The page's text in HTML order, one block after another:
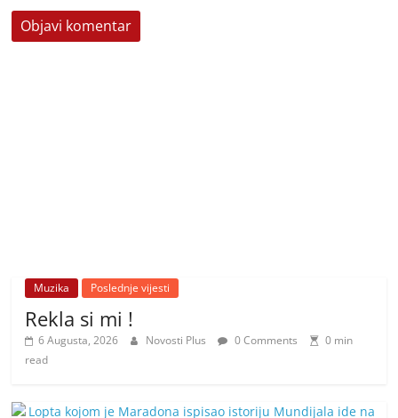
Muzika Poslednje vijesti
Rekla si mi !
6 Augusta, 2026 Novosti Plus 0 Comments
0 min
read